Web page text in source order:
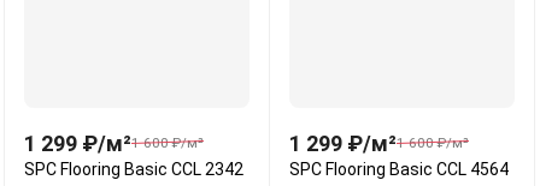
1 299 ₽/м²1 600 ₽/м²
SPC Flooring Basic CCL 2342
1 299 ₽/м²1 600 ₽/м²
SPC Flooring Basic CCL 4564